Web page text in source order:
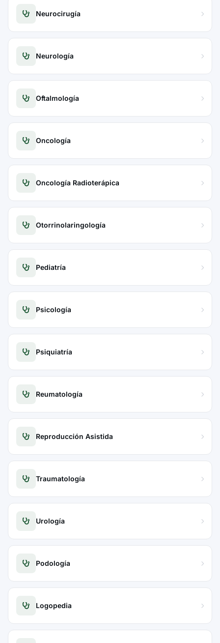
Neurocirugía
Neurología
Oftalmología
Oncología
Oncología Radioterápica
Otorrinolaringología
Pediatría
Psicología
Psiquiatría
Reumatología
Reproducción Asistida
Traumatología
Urología
Podología
Logopedia